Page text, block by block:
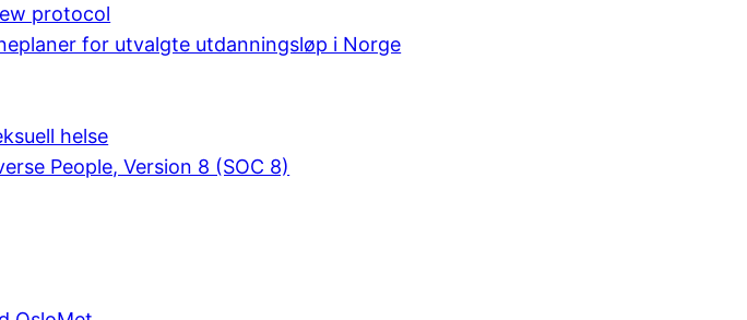
protocol
for utvalgte utdanningsløp i Norge
helse
People, Version 8 (SOC 8)